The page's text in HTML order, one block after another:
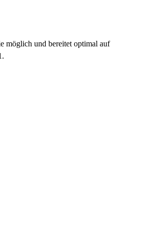
möglich und bereitet optimal auf